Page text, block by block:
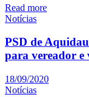
Read more
Notícias
PSD de
para vereador e
18/09/2020
Notícias